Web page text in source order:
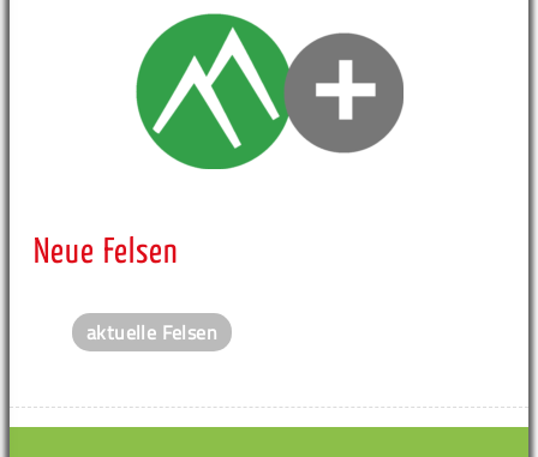
Neue Felsen
aktuelle Felsen